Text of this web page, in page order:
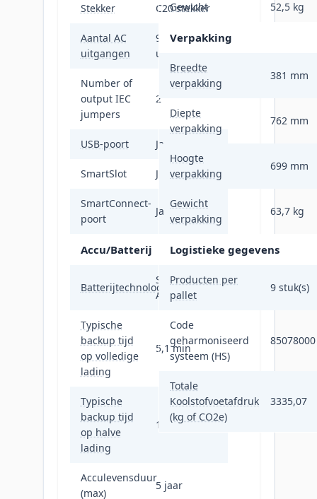
Stekker C20 stekker
Aantal AC
uitgangen
9 AC-
uitgang(en)
Number of
output IEC
jumpers
2
USB-poort Ja
SmartSlot Ja
SmartConnect-
poort
Ja
Accu/Batterij
Batterijtechnologie
Sealed Lead
Acid (VRLA)
Typische
backup tijd
op volledige
lading
5,1 min
Typische
backup tijd
op halve
lading
17,2 min
Acculevensduur
(max)
5 jaar
Gewicht 52,5 kg
Verpakking
Breedte
verpakking
381 mm
Diepte
verpakking
762 mm
Hoogte
verpakking
699 mm
Gewicht
verpakking
63,7 kg
Logistieke gegevens
Producten per
pallet
9 stuk(s)
Code
geharmoniseerd
systeem (HS)
85078000
Totale
Koolstofvoetafdruk
(kg of CO2e)
3335,07